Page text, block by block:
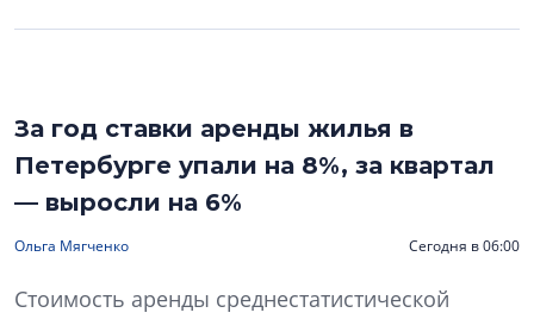
За год ставки аренды жилья в
Петербурге упали на 8%, за квартал
— выросли на 6%
Ольга Мягченко Сегодня в 06:00
Стоимость аренды среднестатистической